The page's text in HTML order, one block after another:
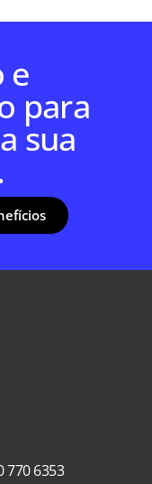
e
para
sua
770 6353